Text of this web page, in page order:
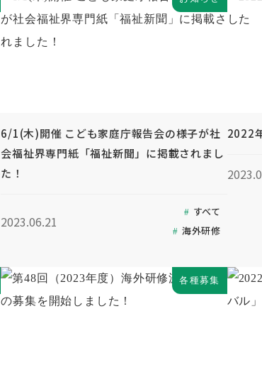
6/1(木)開催 こども家庭庁報告会の様子が社
会福祉界専門紙「福祉新聞」に掲載されまし
た！
2023.06.21
すべて
海外研修
2022
各種募集